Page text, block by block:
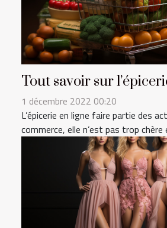
Tout savoir sur
1 décembre 2022 00:20
L’épicerie en ligne faire partie des
commerce, elle n’est pas trop chère